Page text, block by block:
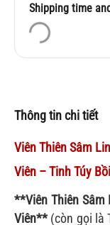
Shipping time
Thông tin chi tiết
Viên Thiên Sâm
Viên – Tinh Túy
**Viên Thiên Sâm
Viên**(còn gọi là